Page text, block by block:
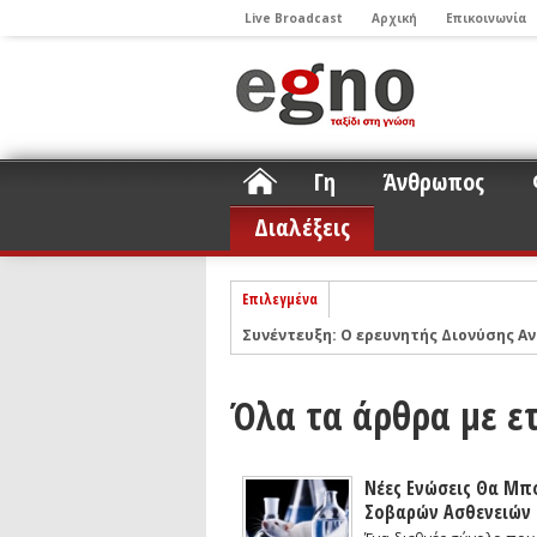
Live Broadcast Αρχική Επικοινωνία
Γη Άνθρωπος
Διαλέξεις
Επιλεγμένα
Συνέντευξη: Ο ερευνητής Διονύσης
ΝΕLIOTA: Το ερευνητικό
Σελήνη
Podcast: Συζήτηση με τον
Podcast: Ο Διονύσης Σιμόπουλος
Άρθρο με αφορμή το Nobel Φυσικής
Συνέντευξη: Το ελληνικό
Συνέντευξη: Ο ερευνητής
Όλα τα άρθρα με
Νέες Ενώσεις Θα
Σοβαρών Ασθενειών